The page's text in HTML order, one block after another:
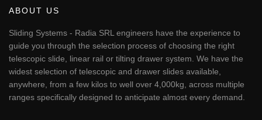
ABOUT US
Sliding Systems - Radia SRL engineers have the experience to
guide you through the selection process of choosing the right
telescopic slide, linear rail or tilting drawer system. We have the
widest selection of telescopic and drawer slides available,
anywhere, from a few kilos to well over 4,000kg, across multiple
ranges specifically designed to anticipate almost every demand.